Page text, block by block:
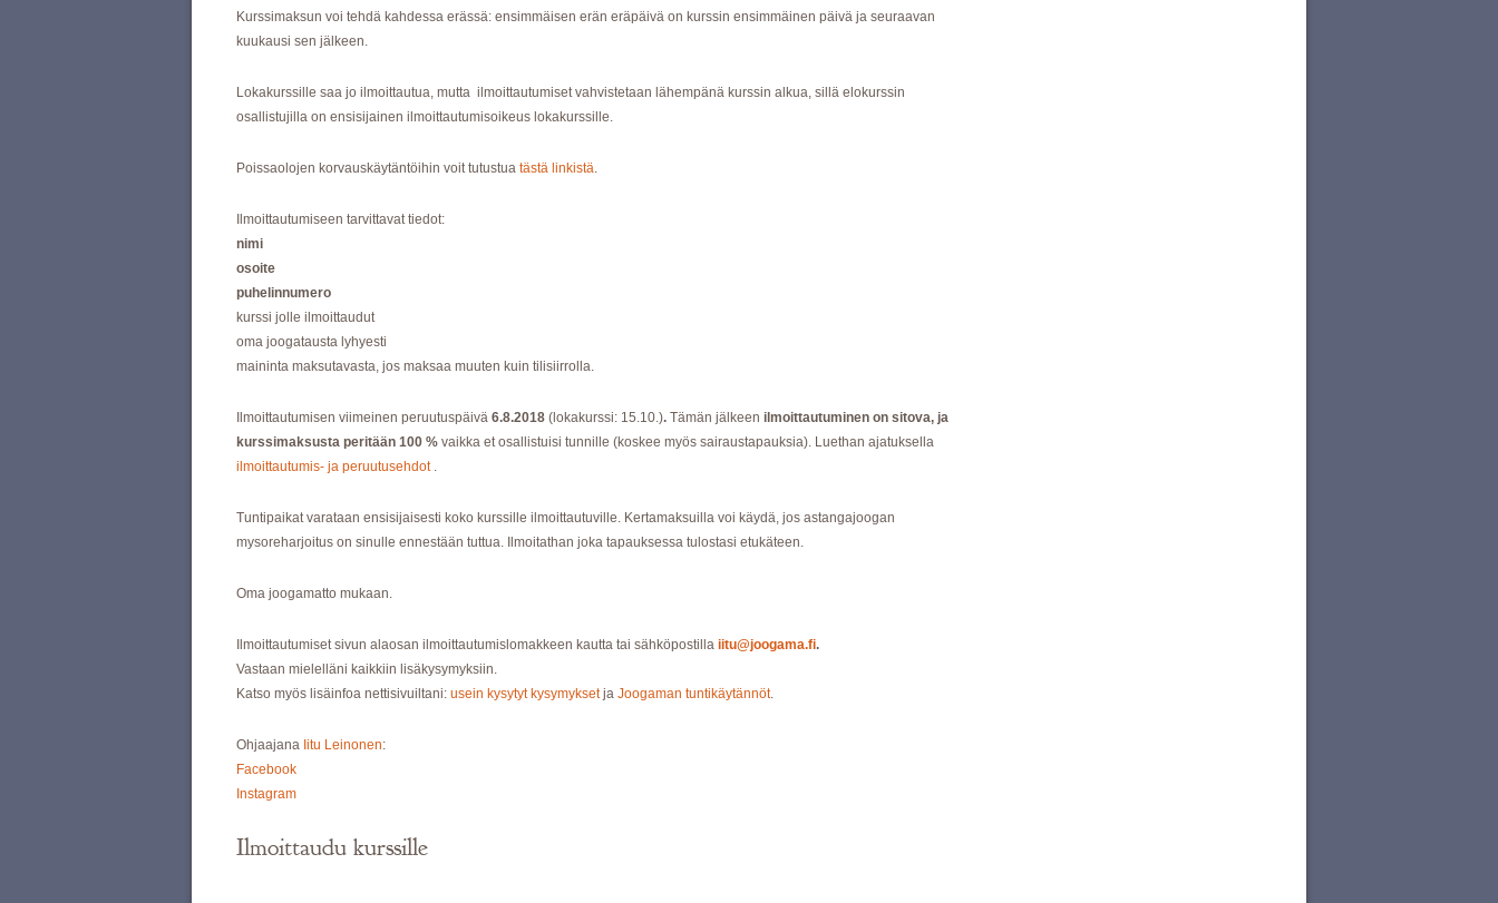
Kurssimaksun voi tehdä kahdessa erässä: ensimmäisen erän eräpäivä on kurssin ensimmäinen päivä ja seuraavan
kuukausi sen jälkeen.
Lokakurssille saa jo ilmoittautua, mutta ilmoittautumiset vahvistetaan lähempänä kurssin alkua, sillä elokurssin
osallistujilla on ensisijainen ilmoittautumisoikeus lokakurssille.
Poissaolojen korvauskäytäntöihin voit tutustua tästä linkistä.
Ilmoittautumiseen tarvittavat tiedot:
nimi
osoite
puhelinnumero
kurssi jolle ilmoittaudut
oma joogatausta lyhyesti
maininta maksutavasta, jos maksaa muuten kuin tilisiirrolla.
Ilmoittautumisen viimeinen peruutuspäivä 6.8.2018 (lokakurssi: 15.10.). Tämän jälkeen ilmoittautuminen on sitova, ja
kurssimaksusta peritään 100 % vaikka et osallistuisi tunnille (koskee myös sairaustapauksia). Luethan ajatuksella
ilmoittautumis- ja peruutusehdot.
Tuntipaikat varataan ensisijaisesti koko kurssille ilmoittautuville. Kertamaksuilla voi käydä, jos astangajoogan
mysoreharjoitus on sinulle ennestään tuttua. Ilmoitathan joka tapauksessa tulostasi etukäteen.
Oma joogamatto mukaan.
Ilmoittautumiset sivun alaosan ilmoittautumislomakkeen kautta tai sähköpostilla iitu@joogama.fi.
Vastaan mielelläni kaikkiin lisäkysymyksiin.
Katso myös lisäinfoa nettisivuiltani: usein kysytyt kysymyksetja Joogaman tuntikäytännöt.
Ohjaajana Iitu Leinonen:
Facebook
Instagram
Ilmoittaudu kurssille